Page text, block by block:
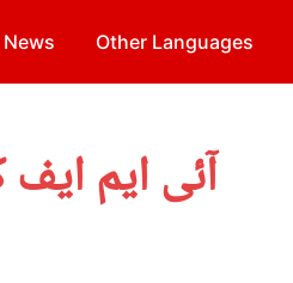
News Other Languages
آئی ایم